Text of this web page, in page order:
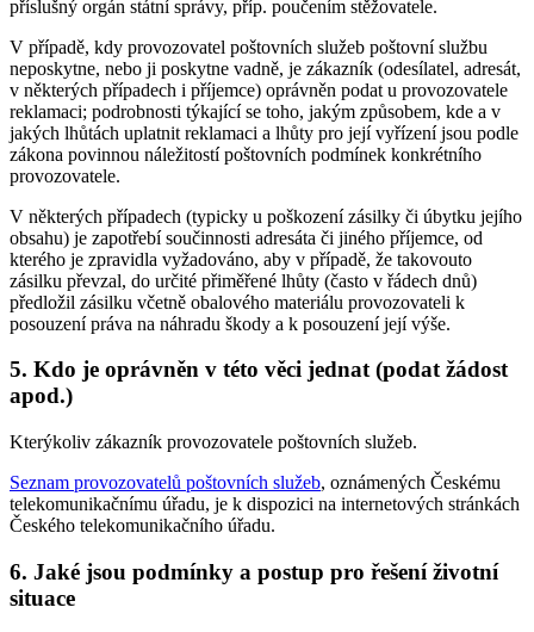
příslušný orgán státní správy, příp. poučením stěžovatele.
V případě, kdy provozovatel poštovních služeb poštovní službu
neposkytne, nebo ji poskytne vadně, je zákazník (odesílatel, adresát,
v některých případech i příjemce) oprávněn podat u provozovatele
reklamaci; podrobnosti týkající se toho, jakým způsobem, kde a v
jakých lhůtách uplatnit reklamaci a lhůty pro její vyřízení jsou podle
zákona povinnou náležitostí poštovních podmínek konkrétního
provozovatele.
V některých případech (typicky u poškození zásilky či úbytku jejího
obsahu) je zapotřebí součinnosti adresáta či jiného příjemce, od
kterého je zpravidla vyžadováno, aby v případě, že takovouto
zásilku převzal, do určité přiměřené lhůty (často v řádech dnů)
předložil zásilku včetně obalového materiálu provozovateli k
posouzení práva na náhradu škody a k posouzení její výše.
5. Kdo je oprávněn v této věci jednat (podat žádost
apod.)
Kterýkoliv zákazník provozovatele poštovních služeb.
Seznam provozovatelů poštovních služeb, oznámených Českému
telekomunikačnímu úřadu, je k dispozici na internetových stránkách
Českého telekomunikačního úřadu.
6. Jaké jsou podmínky a postup pro řešení životní
situace